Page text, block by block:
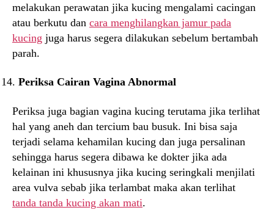
melakukan perawatan jika kucing mengalami cacingan
atau berkutu dan cara menghilangkan jamur pada
kucing juga harus segera dilakukan sebelum bertambah
parah.
Periksa Cairan Vagina Abnormal
Periksa juga bagian vagina kucing terutama jika terlihat
hal yang aneh dan tercium bau busuk. Ini bisa saja
terjadi selama kehamilan kucing dan juga persalinan
sehingga harus segera dibawa ke dokter jika ada
kelainan ini khususnya jika kucing seringkali menjilati
area vulva sebab jika terlambat maka akan terlihat
tanda tanda kucing akan mati.